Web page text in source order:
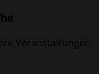
Veranstaltungen